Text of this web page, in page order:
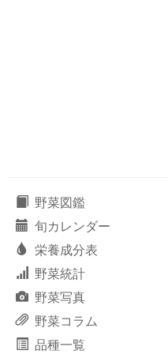
野菜図鑑
旬カレンダー
栄養成分表
野菜統計
野菜写真
野菜コラム
品種一覧